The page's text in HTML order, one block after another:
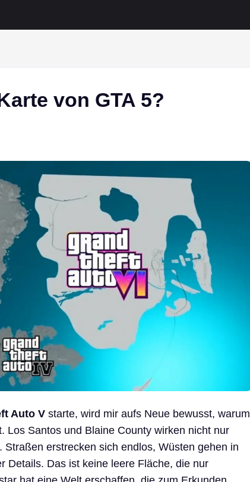
von GTA 5?
Auto V starte, wird mir aufs Neue bewusst, warum
Los Santos und Blaine County wirken nicht nur
. Straßen erstrecken sich endlos, Wüsten gehen in
Details. Das ist keine leere Fläche, die nur